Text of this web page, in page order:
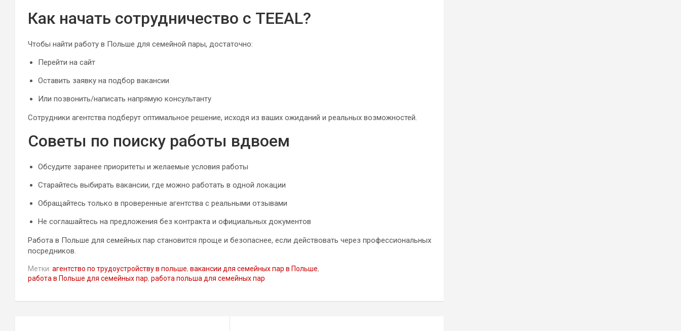
Как начать сотрудничество с TEEAL?
Чтобы найти работу в Польше для семейной пары, достаточно:
Перейти на сайт
Оставить заявку на подбор вакансии
Или позвонить/написать напрямую консультанту
Сотрудники агентства подберут оптимальное решение, исходя из ваших ожиданий и реальных возможностей.
Советы по поиску работы вдвоем
Обсудите заранее приоритеты и желаемые условия работы
Старайтесь выбирать вакансии, где можно работать в одной локации
Обращайтесь только в проверенные агентства с реальными отзывами
Не соглашайтесь на предложения без контракта и официальных документов
Работа в Польше для семейных пар становится проще и безопаснее, если действовать через профессиональных
посредников.
Метки: агентство по трудоустройству в польше, вакансии для семейных пар в Польше,
работа в Польше для семейных пар, работа польша для семейных пар